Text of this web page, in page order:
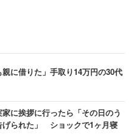
親に借りた」手取り14万円の30代
に挨拶に行ったら「その日のう
げられた」 ショックで1ヶ月寝